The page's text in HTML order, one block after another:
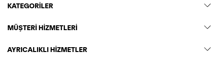
KATEGORİLER
MÜŞTERİ HİZMETLERİ
AYRICALIKLI HİZMETLER